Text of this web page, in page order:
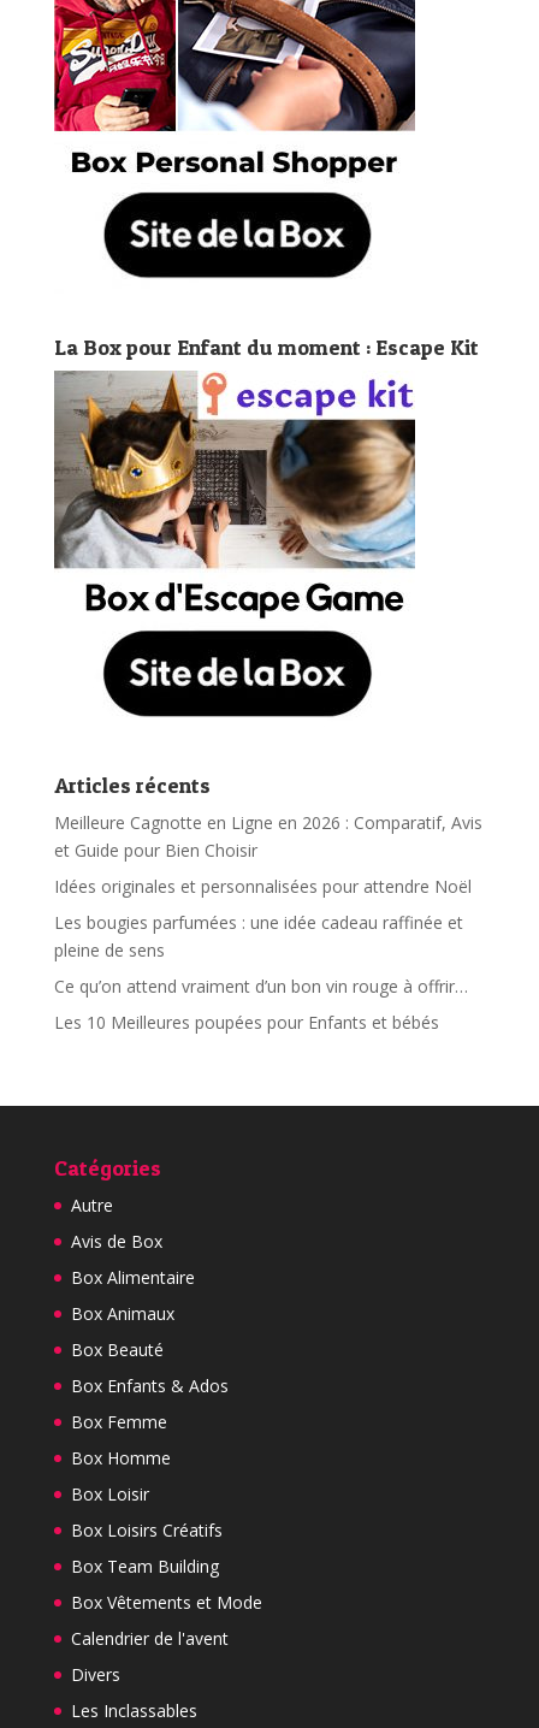
La Box pour Enfant du moment : Escape Kit
Articles récents
Meilleure Cagnotte en Ligne en 2026 : Comparatif, Avis
et Guide pour Bien Choisir
Idées originales et personnalisées pour attendre Noël
Les bougies parfumées : une idée cadeau raffinée et
pleine de sens
Ce qu’on attend vraiment d’un bon vin rouge à offrir…
Les 10 Meilleures poupées pour Enfants et bébés
Catégories
Autre
Avis de Box
Box Alimentaire
Box Animaux
Box Beauté
Box Enfants & Ados
Box Femme
Box Homme
Box Loisir
Box Loisirs Créatifs
Box Team Building
Box Vêtements et Mode
Calendrier de l'avent
Divers
Les Inclassables